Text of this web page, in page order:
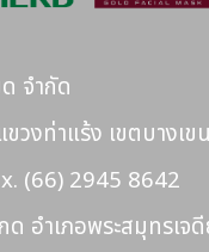
จำกัด
งท่าแร้ง เขตบางเ
(66) 2945 8642
ำเภอพระสมุทรเจ